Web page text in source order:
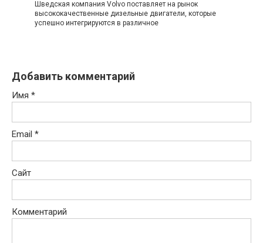
Шведская компания Volvo поставляет на рынок
высококачественные дизельные двигатели, которые
успешно интегрируются в различное
Добавить комментарий
Имя *
Email *
Сайт
Комментарий